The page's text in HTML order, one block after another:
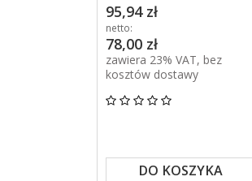
95,94 zł
netto:
78,00 zł
zawiera 23% VAT, bez
kosztów dostawy
DO KOSZYKA